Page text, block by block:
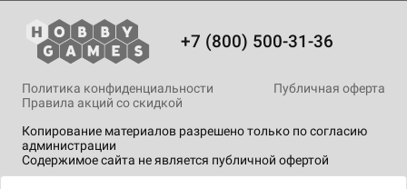
+7 (800) 500-31-36
Копирование материалов разрешено только по согласию
администрации
Содержимое сайта не является публичной офертой
Политика конфиденциальности
Публичная оферта
Правила акций со скидкой